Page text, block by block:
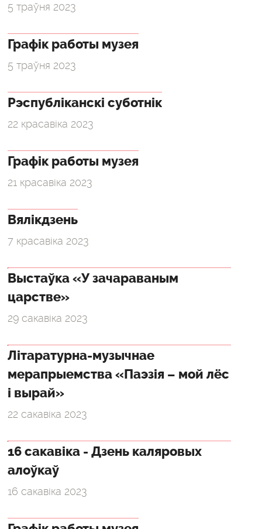
5 траўня 2023
Графік работы музея
5 траўня 2023
Рэспубліканскі суботнік
22 красавіка 2023
Графік работы музея
21 красавіка 2023
Вялікдзень
7 красавіка 2023
Выстаўка «У зачараваным
царстве»
29 сакавіка 2023
Літаратурна-музычнае
мерапрыемства «Паэзія – мой лёс
і вырай»
22 сакавіка 2023
16 сакавіка - Дзень каляровых
алоўкаў
16 сакавіка 2023